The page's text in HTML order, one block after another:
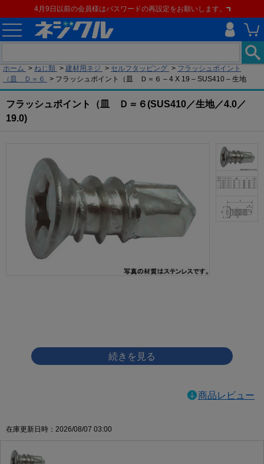
4月9日以前の会員様はパスワードの再設定をお願いします。
ホーム > ねじ類 > 建材用ネジ > セルフタッピング > フラッシュポイント
（皿 Ｄ＝６
> フラッシュポイント（皿 Ｄ＝６ – 4 X 19 – SUS410 – 生地
フラッシュポイント（皿 Ｄ＝６(SUS410／生地／4.0／
19.0)
商品レビュー
在庫更新日時：2026/08/07 03:00